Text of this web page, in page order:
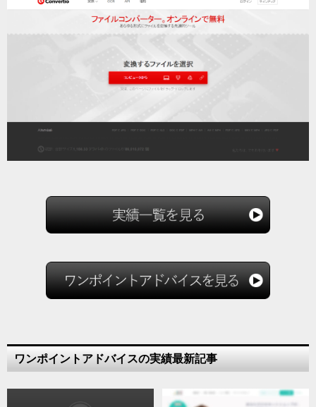
ワンポイントアドバイスの実績最新記事